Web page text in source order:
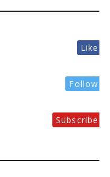
Like
Follow
Subscribe